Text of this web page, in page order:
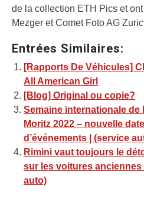
de la collection ETH Pics et
Mezger et Comet Foto AG
Entrées Similaires:
[Rapports De Véhicules]
All American Girl
[Blog] Original ou copie?
Semaine internationale de
Moritz 2022 – nouvelle
d’événements | (service
Rimini vaut toujours le
sur les voitures anciennes
auto)